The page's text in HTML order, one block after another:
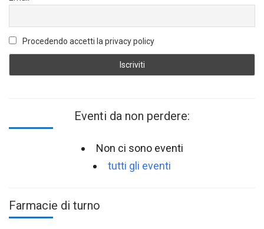
Procedendo accetti la privacy policy
Eventi da non perdere:
Non ci sono eventi
tutti gli eventi
Farmacie di turno